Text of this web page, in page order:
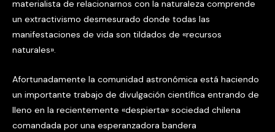
materialista de relacionarnos con la naturaleza comprende
un extractivismo desmesurado donde todas las
manifestaciones de vida son tildados de «recursos
naturales».
Afortunadamente la comunidad astronómica está haciendo
un importante trabajo de divulgación científica entrando de
lleno en la recientemente «despierta» sociedad chilena
comandada por una esperanzadora bandera